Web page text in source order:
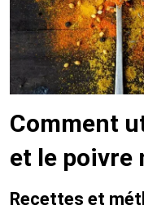
Comment
et le poivre
Recettes et